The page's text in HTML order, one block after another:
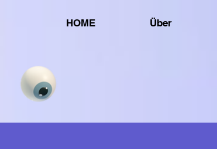
HOME Über